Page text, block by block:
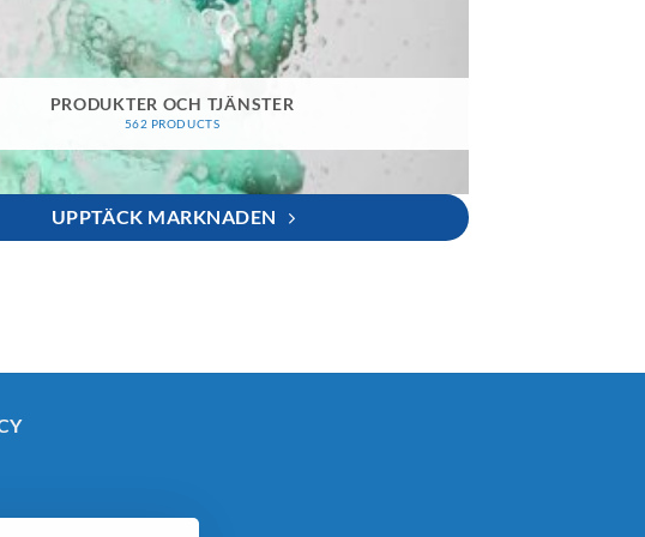
PRODUKTER OCH TJÄNSTER
562 PRODUCTS
UPPTÄCK MARKNADEN